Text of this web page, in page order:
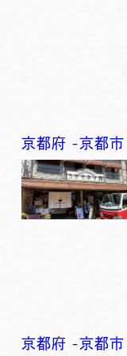
京都府 -京都市
京都府 -京都市